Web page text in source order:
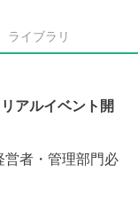
ライブラリ
アルイベント開
営者・管理部門必